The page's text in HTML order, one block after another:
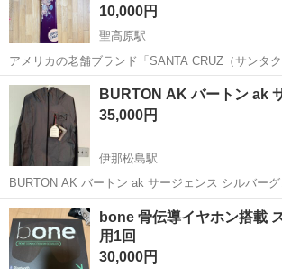
10,000円
聖高原駅
アメリカの老舗ブランド「SANTA CRUZ（サンタク
ーボード（板のみ）です。 当時絶大な人気を誇ったメデューサ（女性
の顔）のオールドグラフィックモデルで、今では非
少品です。近年のボ...
長野 東筑摩郡 スノーボード
BURTON AK バートン ak
35,000円
伊那松島駅
BURTON AK バートン ak サージェンス シルバーグレー スノボウェア
ゴアテックス プロ 撥水加工 黒 撥水加工 スキー ジ
GORE-TEX サイズ S 着丈 約70cm 身幅 約5...
長野 上伊那郡 伊那松島駅 スノーボード
bone 骨伝導イヤホン搭載
用1回
30,000円